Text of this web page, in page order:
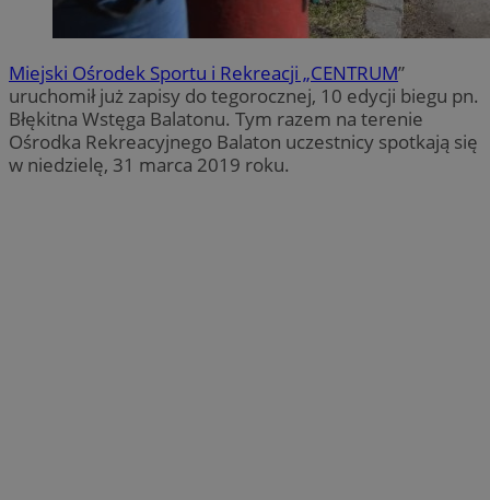
Miejski Ośrodek Sportu i Rekreacji „CENTRUM”
uruchomił już zapisy do tegorocznej, 10 edycji biegu pn.
Błękitna Wstęga Balatonu. Tym razem na terenie
Ośrodka Rekreacyjnego Balaton uczestnicy spotkają się
w niedzielę, 31 marca 2019 roku.